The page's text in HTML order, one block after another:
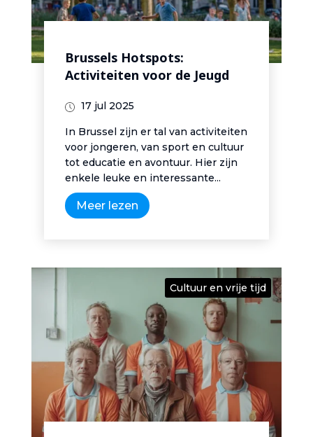
Brussels Hotspots:
Activiteiten voor de Jeugd
17 jul 2025
In Brussel zijn er tal van activiteiten
voor jongeren, van sport en cultuur
tot educatie en avontuur. Hier zijn
enkele leuke en interessante...
Meer lezen
Cultuur en vrije tijd